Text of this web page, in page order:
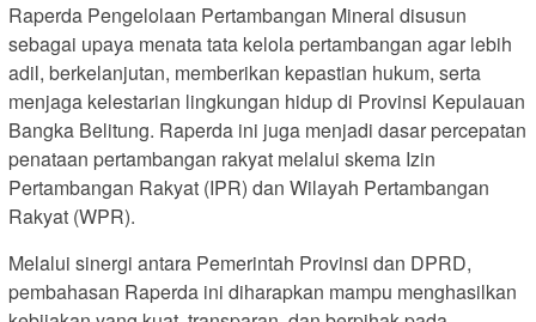
Raperda Pengelolaan Pertambangan Mineral disusun
sebagai upaya menata tata kelola pertambangan agar lebih
adil, berkelanjutan, memberikan kepastian hukum, serta
menjaga kelestarian lingkungan hidup di Provinsi Kepulauan
Bangka Belitung. Raperda ini juga menjadi dasar percepatan
penataan pertambangan rakyat melalui skema Izin
Pertambangan Rakyat (IPR) dan Wilayah Pertambangan
Rakyat (WPR).
Melalui sinergi antara Pemerintah Provinsi dan DPRD,
pembahasan Raperda ini diharapkan mampu menghasilkan